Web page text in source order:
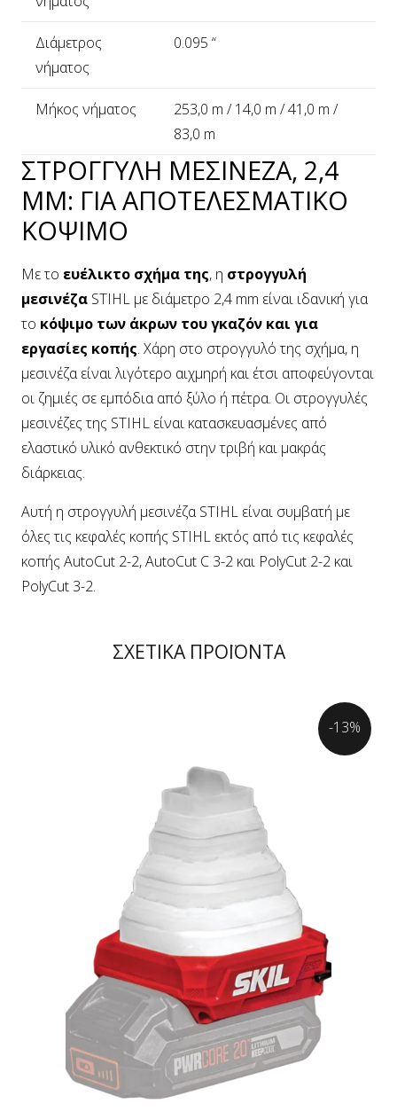
Διάμετρος
νήματος
0.095 “
Μήκος νήματος
253,0 m / 14,0 m / 41,0 m /
83,0 m
ΣΤΡΟΓΓΥΛΗ ΜΕΣΙΝΕΖΑ, 2,4
MM: ΓΙΑ ΑΠΟΤΕΛΕΣΜΑΤΙΚΟ
ΚΟΨΙΜΟ
Με το ευέλικτο σχήμα της, η στρογγυλή
μεσινέζα STIHL με διάμετρο 2,4 mm είναι ιδανική για
το κόψιμο των άκρων του γκαζόν και για
εργασίες κοπής. Χάρη στο στρογγυλό της σχήμα, η
μεσινέζα είναι λιγότερο αιχμηρή και έτσι αποφεύγονται
οι ζημιές σε εμπόδια από ξύλο ή πέτρα. Οι στρογγυλές
μεσινέζες της STIHL είναι κατασκευασμένες από
ελαστικό υλικό ανθεκτικό στην τριβή και μακράς
διάρκειας.
Αυτή η στρογγυλή μεσινέζα STIHL είναι συμβατή με
όλες τις κεφαλές κοπής STIHL εκτός από τις κεφαλές
κοπής AutoCut 2-2, AutoCut C 3-2 και PolyCut 2-2 και
PolyCut 3-2.
ΣΧΕΤΙΚΑ ΠΡΟΪΟΝΤΑ
-13%